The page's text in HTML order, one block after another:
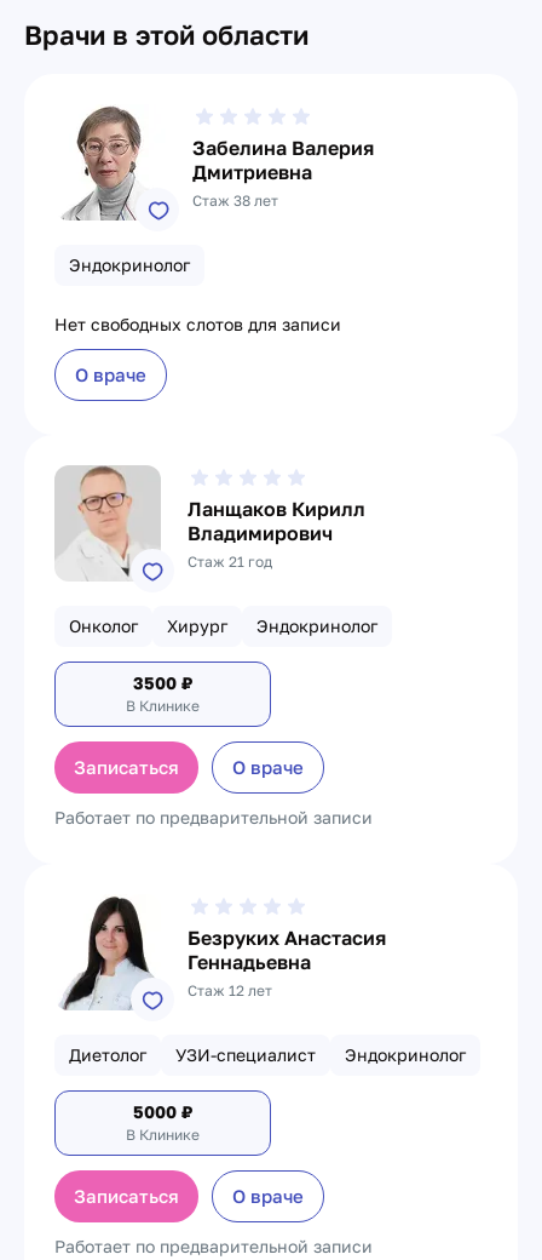
Врачи в этой области
Забелина Валерия
Дмитриевна
Стаж 38 лет
Эндокринолог
Нет свободных слотов для записи
О враче
Ланщаков Кирилл
Владимирович
Стаж 21 год
Онколог Хирург Эндокринолог
3500 ₽
В Клинике
Записаться О враче
Работает по предварительной записи
Безруких Анастасия
Геннадьевна
Стаж 12 лет
Диетолог УЗИ-специалист Эндокринолог
5000 ₽
В Клинике
Записаться О враче
Работает по предварительной записи